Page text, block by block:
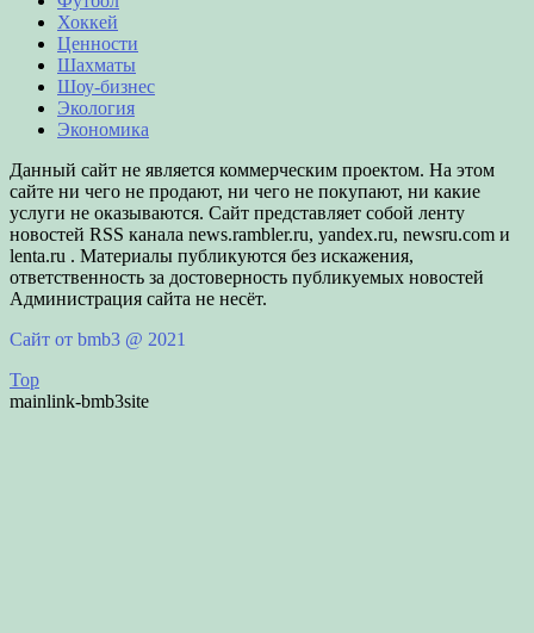
Хоккей
Ценности
Шахматы
Шоу-бизнес
Экология
Экономика
Данный сайт не является коммерческим проектом. На этом
сайте ни чего не продают, ни чего не покупают, ни какие
услуги не оказываются. Сайт представляет собой ленту
новостей RSS канала news.rambler.ru, yandex.ru, newsru.com и
lenta.ru . Материалы публикуются без искажения,
ответственность за достоверность публикуемых новостей
Администрация сайта не несёт.
Сайт от bmb3 @ 2021
Top
mainlink-bmb3site